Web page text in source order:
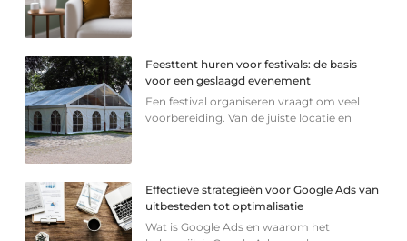
Feesttent huren voor festivals: de basis
voor een geslaagd evenement
Een festival organiseren vraagt om veel
voorbereiding. Van de juiste locatie en
Effectieve strategieën voor Google Ads van
uitbesteden tot optimalisatie
Wat is Google Ads en waarom het